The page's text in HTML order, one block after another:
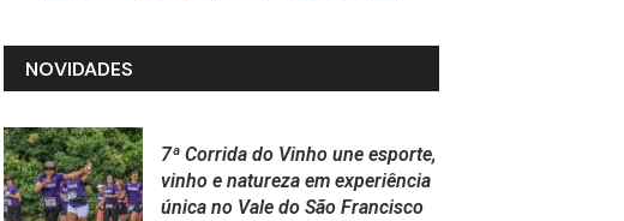
NOVIDADES
7ª Corrida do Vinho une esporte,
vinho e natureza em experiência
única no Vale do São Francisco